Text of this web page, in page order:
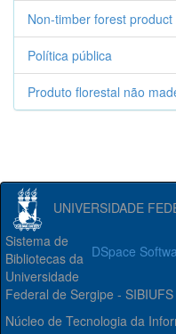
Non-timber forest product
Política pública
Produto florestal não
UNIVERSIDADE
DSpace
Sistema de
Bibliotecas da
Universidade
Federal de Sergipe - SIBIUFS
Núcleo de Tecnologia da